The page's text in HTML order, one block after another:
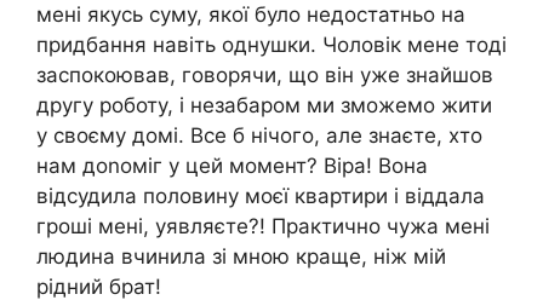
мені якусь суму, якої було недостатньо на
придбання навіть однушки. Чоловік мене тоді
заспокоював, говорячи, що він уже знайшов
другу роботу, і незабаром ми зможемо жити
у своєму домі. Все б нічого, але знаєте, хто
нам доnоміг у цей момент? Віра! Вона
відсудила половину моєї квартири і віддала
гроші мені, уявляєте?! Практично чужа мені
людина вчинила зі мною краще, ніж мій
рідний брат!